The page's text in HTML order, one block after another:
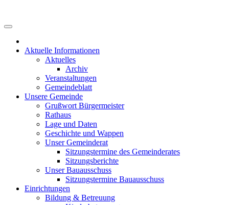
Aktuelle Informationen
Aktuelles
Archiv
Veranstaltungen
Gemeindeblatt
Unsere Gemeinde
Grußwort Bürgermeister
Rathaus
Lage und Daten
Geschichte und Wappen
Unser Gemeinderat
Sitzungstermine des Gemeinderates
Sitzungsberichte
Unser Bauausschuss
Sitzungstermine Bauausschuss
Einrichtungen
Bildung & Betreuung